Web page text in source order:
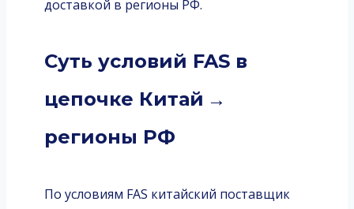
доставкой в регионы РФ.
Суть условий FAS в
цепочке Китай →
регионы РФ
По условиям FAS китайский поставщик